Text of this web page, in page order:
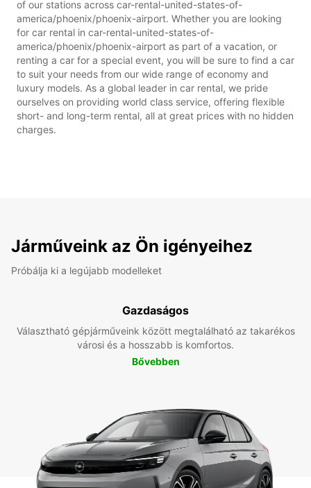
of our stations across car-rental-united-states-of-
america/phoenix/phoenix-airport. Whether you are looking
for car rental in car-rental-united-states-of-
america/phoenix/phoenix-airport as part of a vacation, or
renting a car for a special event, you will be sure to find a car
to suit your needs from our wide range of economy and
luxury models. As a global leader in car rental, we pride
ourselves on providing world class service, offering flexible
short- and long-term rental, all at great prices with no hidden
charges.
Járműveink az Ön igényeihez
Próbálja ki a legújabb modelleket
Gazdaságos
Választható gépjárműveink között megtalálható az takarékos
városi és a hosszabb is komfortos.
Bővebben